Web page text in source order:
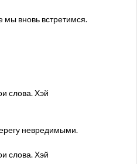
мы вновь встретимся.
слова. Хэй
невредимыми.
слова. Хэй